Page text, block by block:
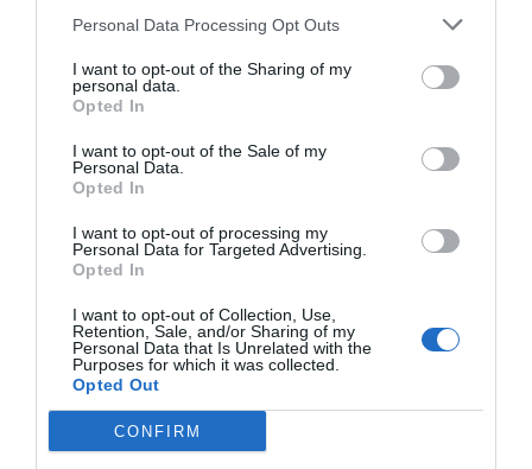
Personal Data Processing Opt Outs
I want to opt-out of the Sharing of my
personal data.
Opted In
I want to opt-out of the Sale of my
Personal Data.
Opted In
I want to opt-out of processing my
Personal Data for Targeted Advertising.
Opted In
I want to opt-out of Collection, Use,
Retention, Sale, and/or Sharing of my
Personal Data that Is Unrelated with the
Purposes for which it was collected.
Opted Out
CONFIRM
LIBERAL
klarar grundskolan
LIBERAL
Robert Beronius
Kultur/Nöje